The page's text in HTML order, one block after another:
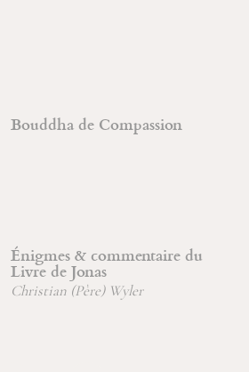
Compassion
du
Wyler